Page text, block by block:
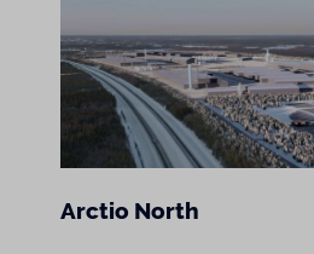
Arctio North